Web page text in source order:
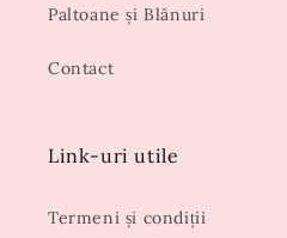
Paltoane și Blănuri
Contact
Link-uri utile
Termeni și condiții